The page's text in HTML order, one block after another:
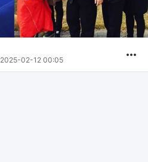
2025-02-12 00:05